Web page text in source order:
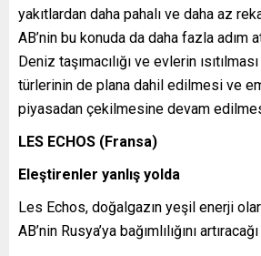
yakıtlardan daha pahalı ve daha az
AB’nin bu konuda da daha fazla adım
Deniz taşımacılığı ve evlerin
türlerinin de plana dahil edilmesi ve
piyasadan çekilmesine devam
LES ECHOS (Fransa)
Eleştirenler yanlış yolda
Les Echos, doğalgazın yeşil enerji
AB’nin Rusya’ya bağımlılığını